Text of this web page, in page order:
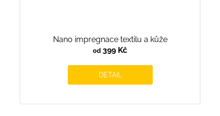
Nano impregnace textilu a kůže
od 399 Kč
DETAIL